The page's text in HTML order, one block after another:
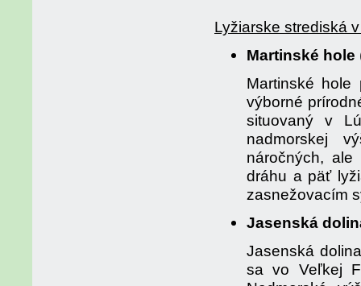
Lyžiarske strediská
Martinské hole
Martinské
výborné
situovaný v
nadmorskej
náročných,
dráhu a päť
zasnežovacím
Jasenská
Jasenská
sa vo Veľkej